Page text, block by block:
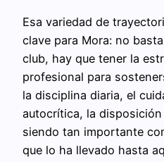
Esa variedad de
clave para Mora: no
club, hay que tener la
profesional para
la disciplina diaria, el
autocrítica, la
siendo tan importante
que lo ha llevado hasta